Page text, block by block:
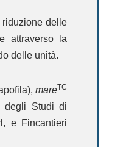
riduzione delle
attraverso la
delle unità.
mareTC
degli Studi di
e Fincantieri